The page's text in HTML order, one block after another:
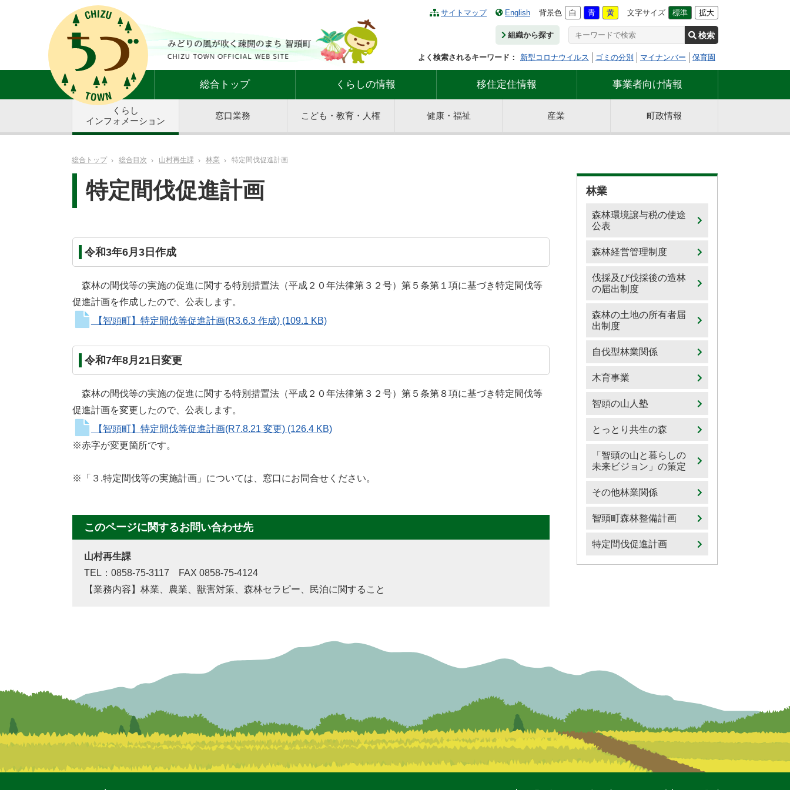
サイトマップ English 背景色 白 青 黄 文字サイズ 標準 拡大
組織から探す 検索
よく検索されるキーワード： 新型コロナウイルス ゴミの分別 マイナンバー 保育園
総合トップ くらしの情報 移住定住情報 事業者向け情報
くらし
インフォメーション
窓口業務 こども・教育・人権 健康・福祉 産業 町政情報
総合トップ 総合目次 山村再生課 林業 特定間伐促進計画
特定間伐促進計画
令和3年6月3日作成
森林の間伐等の実施の促進に関する特別措置法（平成２０年法律第３２号）第５条第１項に基づき特定間伐等
促進計画を作成したので、公表します。
【智頭町】特定間伐等促進計画(R3.6.3 作成) (109.1 KB)
令和7年8月21日変更
森林の間伐等の実施の促進に関する特別措置法（平成２０年法律第３２号）第５条第８項に基づき特定間伐等
促進計画を変更したので、公表します。
【智頭町】特定間伐等促進計画(R7.8.21 変更) (126.4 KB)
※赤字が変更箇所です。
※「３.特定間伐等の実施計画」については、窓口にお問合せください。
このページに関するお問い合わせ先
山村再生課
TEL：0858-75-3117 FAX 0858-75-4124
【業務内容】林業、農業、獣害対策、森林セラピー、民泊に関すること
林業
森林環境譲与税の使途
公表
森林経営管理制度
伐採及び伐採後の造林
の届出制度
森林の土地の所有者届
出制度
自伐型林業関係
木育事業
智頭の山人塾
とっとり共生の森
「智頭の山と暮らしの
未来ビジョン」の策定
その他林業関係
智頭町森林整備計画
特定間伐促進計画